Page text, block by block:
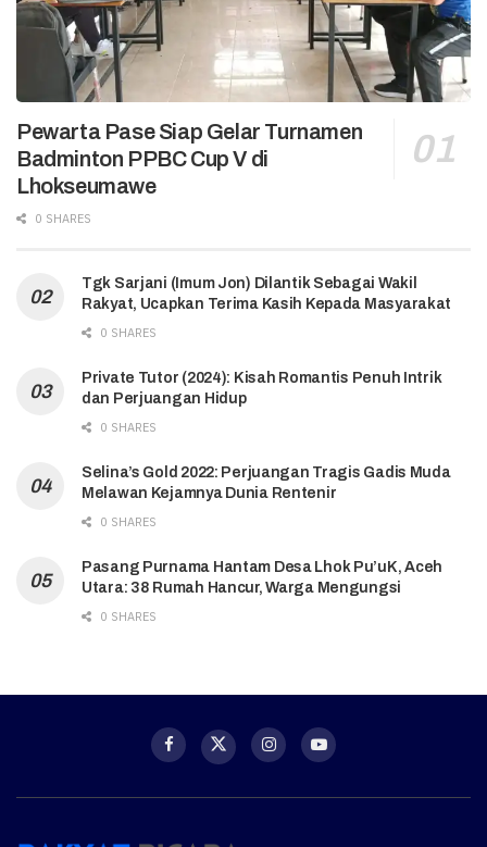
Pewarta Pase Siap Gelar Turnamen
Badminton PPBC Cup V di
Lhokseumawe
0 SHARES
Tgk Sarjani (Imum Jon) Dilantik Sebagai Wakil
Rakyat, Ucapkan Terima Kasih Kepada Masyarakat
0 SHARES
Private Tutor (2024): Kisah Romantis Penuh Intrik
dan Perjuangan Hidup
0 SHARES
Selina’s Gold 2022: Perjuangan Tragis Gadis Muda
Melawan Kejamnya Dunia Rentenir
0 SHARES
Pasang Purnama Hantam Desa Lhok Pu’uK, Aceh
Utara: 38 Rumah Hancur, Warga Mengungsi
0 SHARES